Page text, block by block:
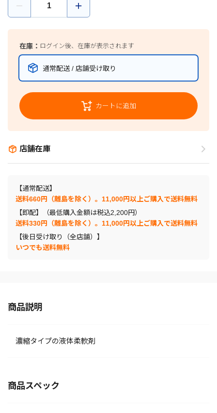
在庫： ログイン後、在庫が表示されます
通常配送 / 店舗受け取り
カートに追加
店舗在庫
【通常配送】
送料660円（離島を除く）。11,000円以上ご購入で送料無料
【即配】（最低購入金額は税込2,200円）
送料330円（離島を除く）。11,000円以上ご購入で送料無料
【後日受け取り（全店舗）】
いつでも送料無料
商品説明
濃縮タイプの液体柔軟剤
商品スペック